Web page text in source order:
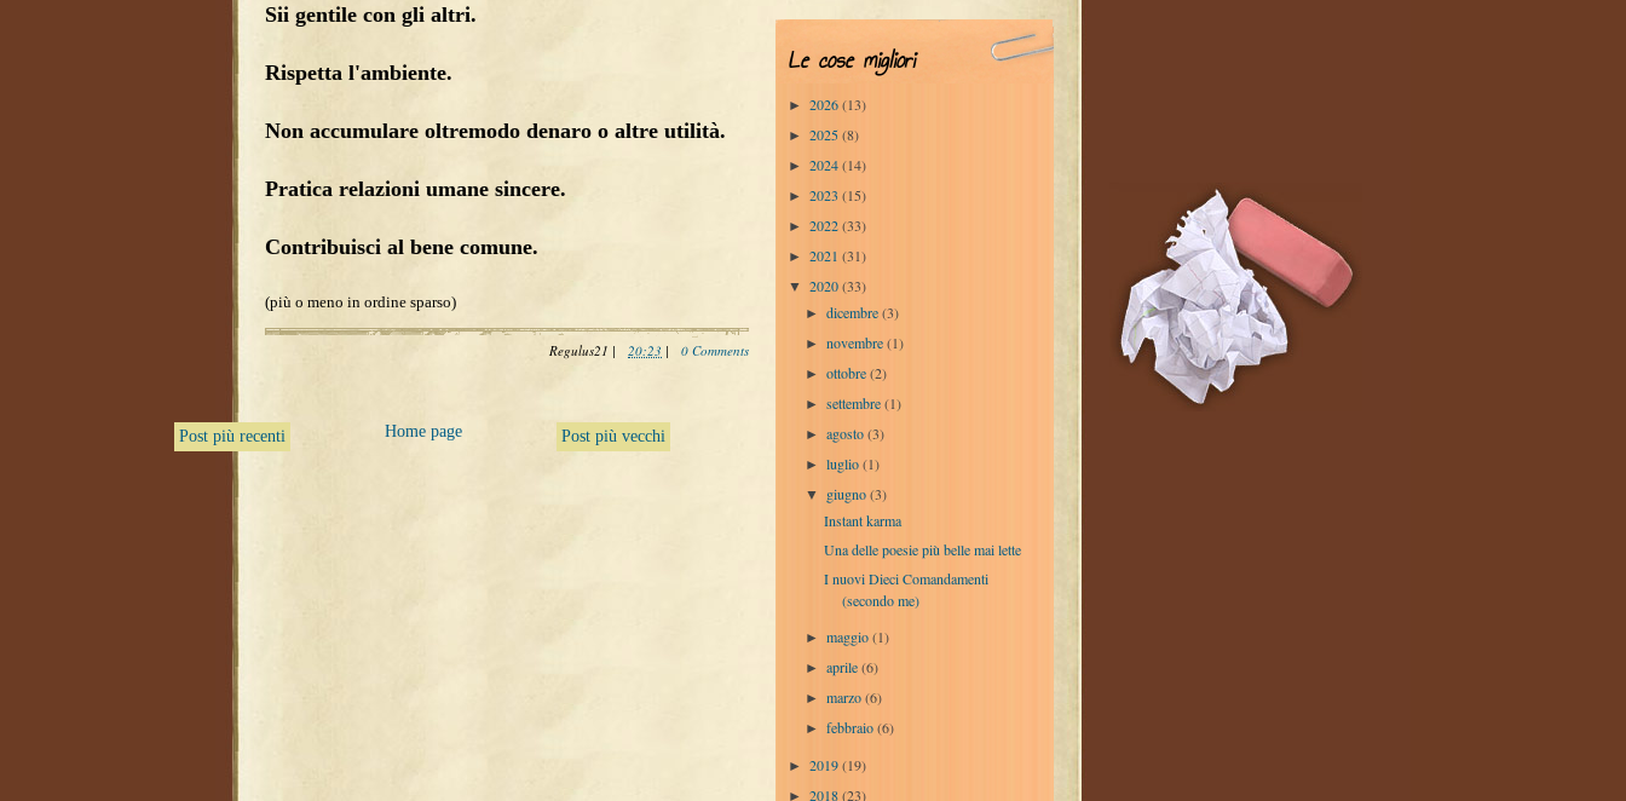
Sii gentile con gli altri.
Rispetta l'ambiente.
Non accumulare oltremodo denaro o altre utilità.
Pratica relazioni umane sincere.
Contribuisci al bene comune.
(più o meno in ordine sparso)
Regulus21 |20:23 | 0 Comments
Post più recenti Post più vecchi
Home page
Le cose migliori
► 2026(13)
► 2025(8)
► 2024(14)
► 2023 (15)
► 2022(33)
► 2021 (31)
▼ 2020(33)
►dicembre(3)
►novembre(1)
►ottobre(2)
►settembre(1)
►agosto(3)
►luglio(1)
▼ giugno(3)
Instant karma
Una delle poesie più belle mai lette
I nuovi Dieci Comandamenti
(secondo me)
►maggio(1)
►aprile(6)
►marzo(6)
►febbraio(6)
► 2019(19)
► 2018(23)